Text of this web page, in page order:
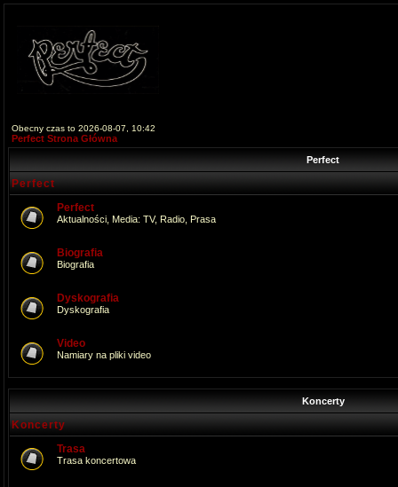
Obecny czas to 2026-08-07, 10:42
Perfect Strona Główna
Perfect
Perfect
Perfect
Aktualności, Media: TV, Radio, Prasa
Biografia
Biografia
Dyskografia
Dyskografia
Video
Namiary na pliki video
Koncerty
Koncerty
Trasa
Trasa koncertowa